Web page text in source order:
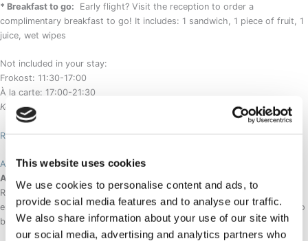
This website uses cookies
We use cookies to personalise content and ads, to
provide social media features and to analyse our traffic.
We also share information about your use of our site with
our social media, advertising and analytics partners who
* Breakfast to go: Early flight? Visit the reception to order a
complimentary breakfast to go! It includes: 1 sandwich, 1 piece of fruit, 1
juice, wet wipes
Not included in your stay:
Frokost: 11:30-17:00
À la carte: 17:00-21:30
Køkkenet lukker kl. 21:00
Restaurant SØMA Menu
Arktisk Spa
Arktisk Spa
Relax in our new Arctic Spa that is said to be the best in town, while
enjoying the wonderful view over Nuuk harbour. Contact the reception to
book our Arctic Spa.